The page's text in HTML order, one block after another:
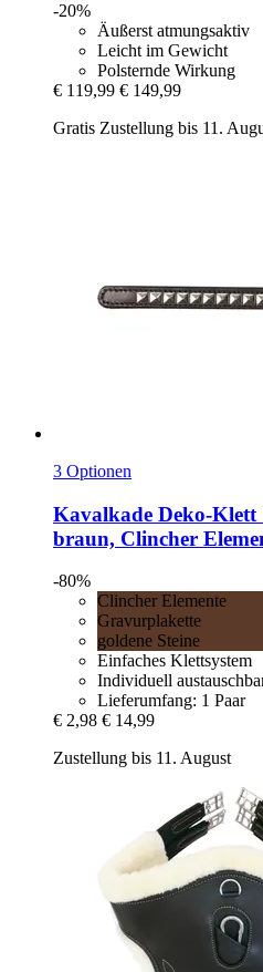
-20%
Äußerst atmungsaktiv
Leicht im Gewicht
Polsternde Wirkung
€ 119,99 € 149,99
Gratis Zustellung bis 11.
3 Optionen
Kavalkade Deko-​
braun, Clincher
-80%
Clincher Elemente
Gravurplakette
goldene Steine
Einfaches Klettsystem
Individuell
Lieferumfang: 1 Paar
€ 2,98 € 14,99
Zustellung bis 11. August